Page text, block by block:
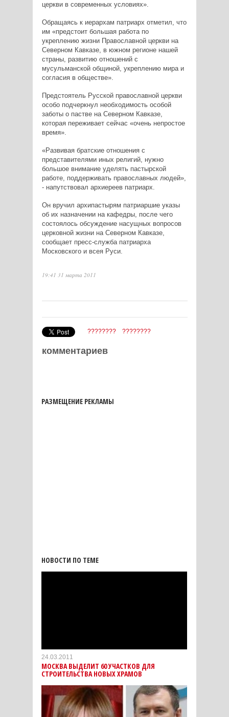
церкви в современных условиях».
Обращаясь к иерархам патриарх отметил, что
им «предстоит большая работа по
укреплению жизни Православной церкви на
Северном Кавказе, в южном регионе нашей
страны, развитию отношений с
мусульманской общиной, укреплению мира и
согласия в обществе».
Предстоятель Русской православной церкви
особо подчеркнул необходимость особой
заботы о пастве на Северном Кавказе,
которая переживает сейчас «очень непростое
время».
«Развивая братские отношения с
представителями иных религий, нужно
большое внимание уделять пастырской
работе, поддерживать православных людей»,
- напутствовал архиереев патриарх.
Он вручил архипастырям патриаршие указы
об их назначении на кафедры, после чего
состоялось обсуждение насущных вопросов
церковной жизни на Северном Кавказе,
сообщает пресс-служба патриарха
Московского и всея Руси.
19:41 31 марта 2011
???????? ????????
комментариев
РАЗМЕЩЕНИЕ РЕКЛАМЫ
НОВОСТИ ПО ТЕМЕ
24.03.2011
МОСКВА ВЫДЕЛИТ 60 УЧАСТКОВ ДЛЯ
СТРОИТЕЛЬСТВА НОВЫХ ХРАМОВ